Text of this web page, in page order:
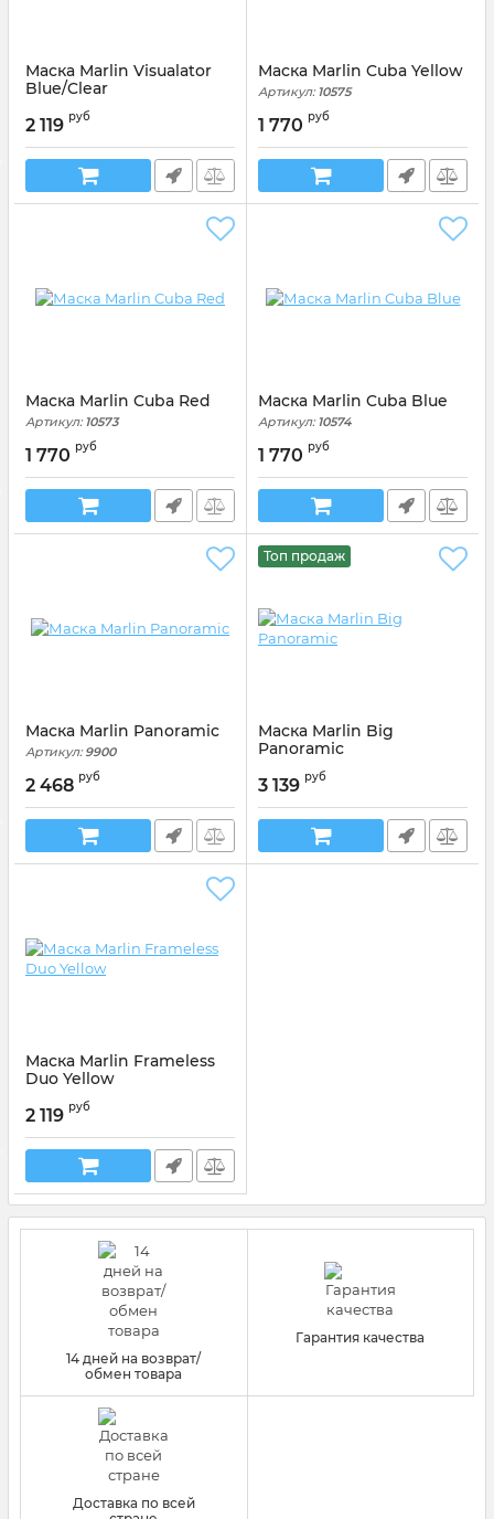
Маска Marlin Visualator
Blue/Clear
Артикул:013358
2 119 руб
Маска Marlin Cuba Yellow
Артикул:10575
1 770 руб
Маска Marlin Cuba Red
Артикул:10573
1 770 руб
Маска Marlin Cuba Blue
Артикул:10574
1 770 руб
Маска Marlin Panoramic
Артикул:9900
2 468 руб
Топ продаж
Маска Marlin Big
Panoramic
9897
3 139 руб
Маска Marlin Frameless
Duo Yellow
Артикул:11536
2 119 руб
14 дней на возврат/
обмен товара
Гарантия качества
Доставка по всей